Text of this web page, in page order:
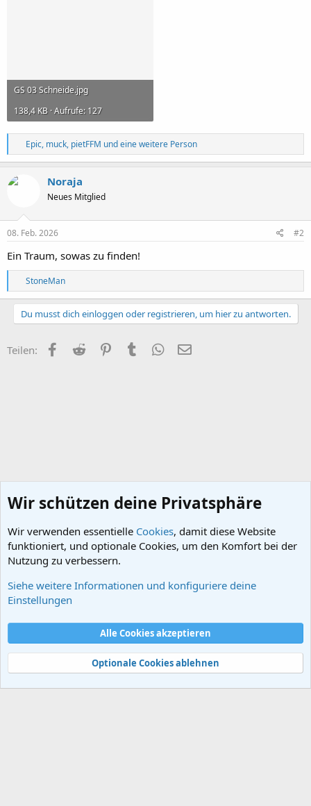
GS 03 Schneide.jpg
138,4 KB · Aufrufe: 127
R
e
a
n
e
:
Epic, muck, pietFFM und eine weitere Person
Noraja
Neues Mitglied
08. Feb. 2026 #2
Ein Traum, sowas zu finden!
R
e
a
k
t
o
n
StoneMan
Du musst dich einloggen oder registrieren, um hier zu antworten.
Teilen: Facebook
Reddit PinterestTumblr WhatsApp
Archäologie
Nutzungsbedingungen
Datenschutz
Hilfe und Impressum
Start
R
S
Community platform by XenForo® © 2010-2024 XenForo Ltd.
Wir schützen deine Privatsphäre
Wir verwenden essentielle Cookies, damit diese Website
funktioniert, und optionale Cookies, um den Komfort bei der
Nutzung zu verbessern.
Siehe weitere Informationen und konfiguriere deine
Einstellungen
Alle Cookies akzeptieren
Optionale Cookies ablehnen